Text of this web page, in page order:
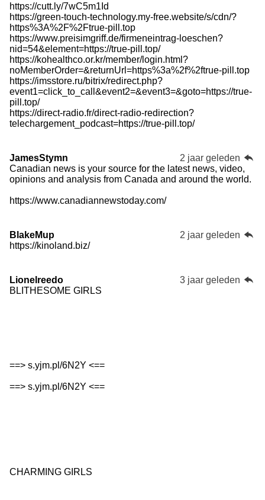
https://cutt.ly/7wC5m1Id
https://green-touch-technology.my-free.website/s/cdn/?
https%3A%2F%2Ftrue-pill.top
https://www.preisimgriff.de/firmeneintrag-loeschen?
nid=54&element=https://true-pill.top/
https://kohealthco.or.kr/member/login.html?
noMemberOrder=&returnUrl=https%3a%2f%2ftrue-pill.top
https://imsstore.ru/bitrix/redirect.php?
event1=click_to_call&event2=&event3=&goto=https://true-
pill.top/
https://direct-radio.fr/direct-radio-redirection?
telechargement_podcast=https://true-pill.top/
JamesStymn
2 jaar geleden
Canadian news is your source for the latest news, video,
opinions and analysis from Canada and around the world.
https://www.canadiannewstoday.com/
BlakeMup
2 jaar geleden
https://kinoland.biz/
Lionelreedo
3 jaar geleden
BLITHESOME GIRLS
==> s.yjm.pl/6N2Y <==
==> s.yjm.pl/6N2Y <==
CHARMING GIRLS